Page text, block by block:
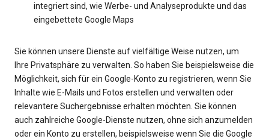
integriert sind, wie Werbe- und Analyseprodukte und das
eingebettete Google Maps
Sie können unsere Dienste auf vielfältige Weise nutzen, um
Ihre Privatsphäre zu verwalten. So haben Sie beispielsweise die
Möglichkeit, sich für ein Google-Konto zu registrieren, wenn Sie
Inhalte wie E-Mails und Fotos erstellen und verwalten oder
relevantere Suchergebnisse erhalten möchten. Sie können
auch zahlreiche Google-Dienste nutzen, ohne sich anzumelden
oder ein Konto zu erstellen, beispielsweise wenn Sie die Google